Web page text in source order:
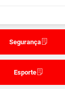
Segurança
Esporte